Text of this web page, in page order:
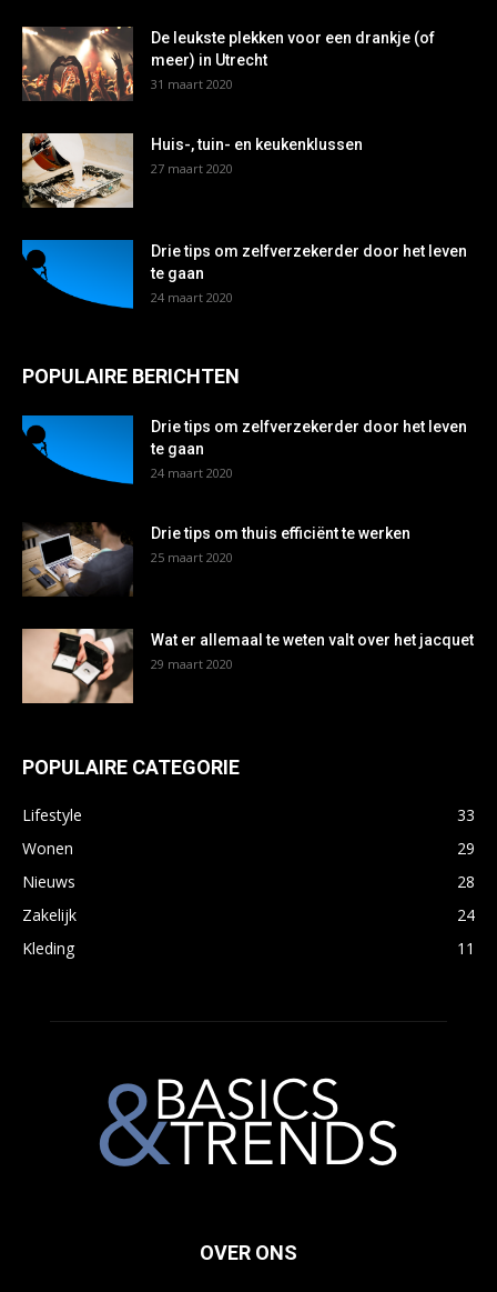
De leukste plekken voor een drankje (of
meer) in Utrecht
31 maart 2020
Huis-, tuin- en keukenklussen
27 maart 2020
Drie tips om zelfverzekerder door het leven
te gaan
24 maart 2020
POPULAIRE BERICHTEN
Drie tips om zelfverzekerder door het leven
te gaan
24 maart 2020
Drie tips om thuis efficiënt te werken
25 maart 2020
Wat er allemaal te weten valt over het jacquet
29 maart 2020
POPULAIRE CATEGORIE
Lifestyle
33
Wonen
29
Nieuws
28
Zakelijk
24
Kleding
11
OVER ONS